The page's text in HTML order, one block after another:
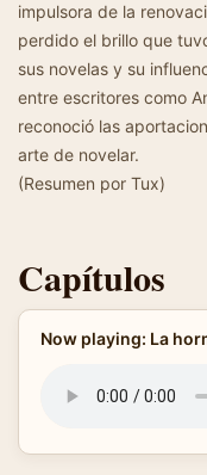
impulsora de la
perdido el brillo que
sus novelas y su
entre escritores como
reconoció las
arte de novelar.
(Resumen por Tux)
Capítulos
Now playing: La